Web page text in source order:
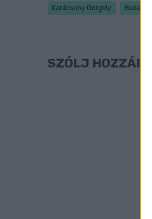
Karácsony Gergely Budapest
SZÓLJ HOZZÁ!